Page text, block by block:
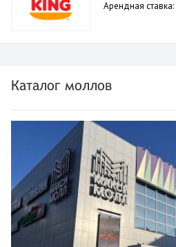
Арендная ставка:
Каталог моллов